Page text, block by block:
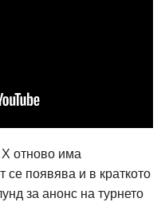
отново има
появява и в краткото
за анонс на турнето